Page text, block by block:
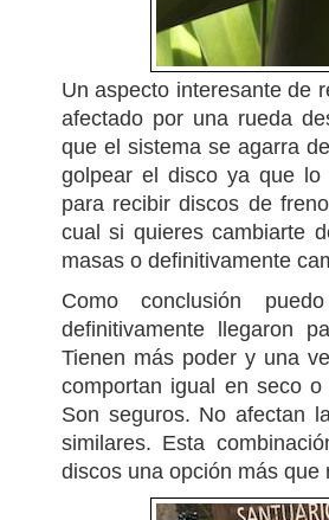
Un aspecto interesante de
afectado por una rueda
que el sistema se agarra
golpear el disco ya que lo
para recibir discos de
cual si quieres cambiarte
masas o definitivamente
Como conclusión
definitivamente llegaron
Tienen más poder y una
comportan igual en seco
Son seguros. No afectan
similares. Esta
discos una opción más